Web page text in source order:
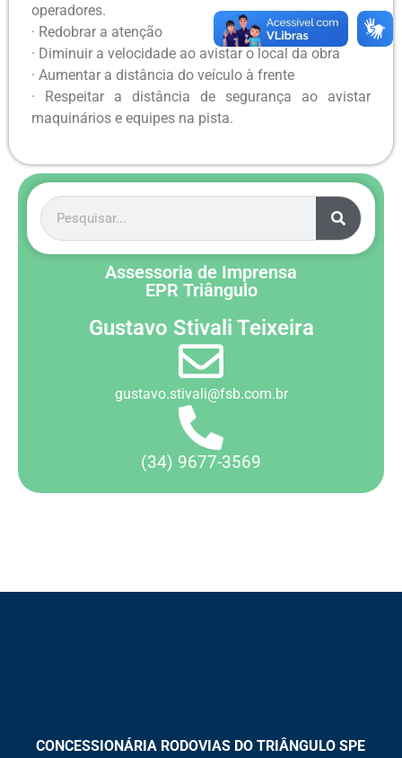
Assessoria de Imprensa
EPR Triângulo
Gustavo Stivali Teixeira
gustavo.stivali@fsb.com.br
(34) 9677-3569
operadores.
· Redobrar a atenção
· Diminuir a velocidade ao avistar o local da obra
· Aumentar a distância do veículo à frente
· Respeitar a distância de segurança ao avistar
maquinários e equipes na pista.
CONCESSIONÁRIA RODOVIAS DO TRIÂNGULO SPE